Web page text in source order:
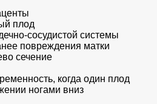
плод
сосудистой системы
повреждения матки
сечение
когда один плод
ногами вниз